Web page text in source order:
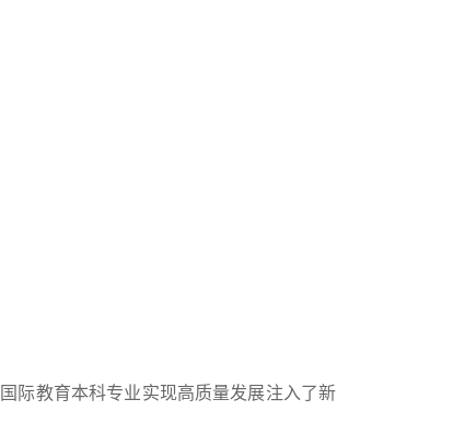
际教育本科专业实现高质量发展注入了新